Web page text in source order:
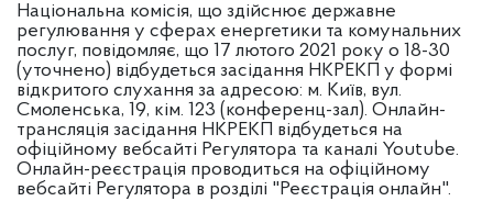
Національна комісія, що здійснює державне
регулювання у сферах енергетики та комунальних
послуг, повідомляє, що 17 лютого 2021 року о 18-30
(уточнено) відбудеться засідання НКРЕКП у формі
відкритого слухання за адресою: м. Київ, вул.
Смоленська, 19, кім. 123 (конференц-зал). Онлайн-
трансляція засідання НКРЕКП відбудеться на
офіційному вебсайті Регулятора та каналі Youtube.
Онлайн-реєстрація проводиться на офіційному
вебсайті Регулятора в розділі "Реєстрація онлайн".